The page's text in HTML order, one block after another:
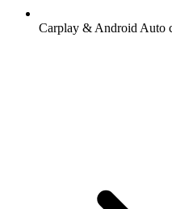
Carplay & Android Auto